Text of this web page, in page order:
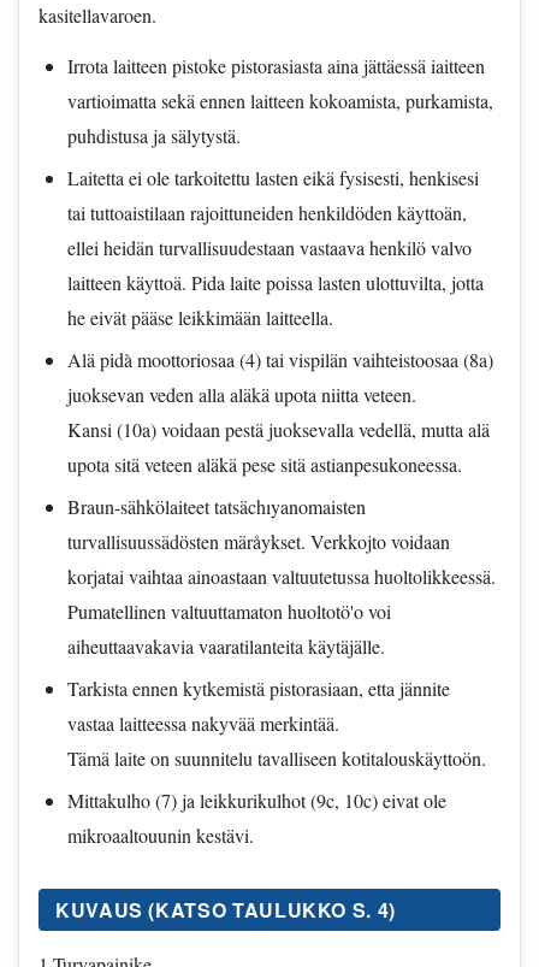
kasitellavaroen.
Irrota laitteen pistoke pistorasiasta aina jättäessä iaitteen
vartioimatta sekä ennen laitteen kokoamista, purkamista,
puhdistusa ja sälytystä.
Laitetta ei ole tarkoitettu lasten eikä fysisesti, henkisesi
tai tuttoaistilaan rajoittuneiden henkildöden käyttoän,
ellei heidän turvallisuudestaan vastaava henkilö valvo
laitteen käyttoä. Pida laite poissa lasten ulottuvilta, jotta
he eivät pääse leikkimään laitteella.
Alä pidà moottoriosaa (4) tai vispilän vaihteistoosaa (8a)
juoksevan veden alla aläkä upota niitta veteen.
Kansi (10a) voidaan pestä juoksevalla vedellä, mutta alä
upota sitä veteen aläkä pese sitä astianpesukoneessa.
Braun-sähkölaiteet tatsächıyanomaisten
turvallisuussädösten märåykset. Verkkojto voidaan
korjatai vaihtaa ainoastaan valtuutetussa huoltolikkeessä.
Pumatellinen valtuuttamaton huoltotö'o voi
aiheuttaavakavia vaaratilanteita käytäjälle.
Tarkista ennen kytkemistä pistorasiaan, etta jännite
vastaa laitteessa nakyvää merkintää.
Tämä laite on suunnitelu tavalliseen kotitalouskäyttoön.
Mittakulho (7) ja leikkurikulhot (9c, 10c) eivat ole
mikroaaltouunin kestävi.
KUVAUS (KATSO TAULUKKO S. 4)